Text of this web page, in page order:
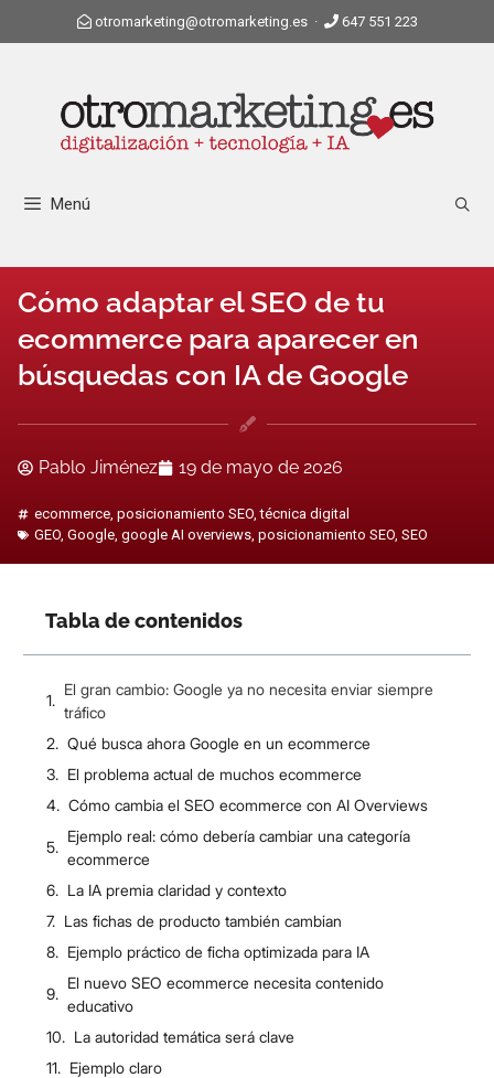
otromarketing@otromarketing.es· 647 551 223
Menú
Cómo adaptar el SEO de tu
ecommerce para aparecer en
búsquedas con IA de Google
Pablo Jiménez 19 de mayo de 2026
ecommerce,posicionamiento SEO,técnica digital
GEO,Google,google AI overviews,posicionamiento SEO,SEO
Tabla de contenidos
El gran cambio: Google ya no necesita enviar siempre
tráfico
Qué busca ahora Google en un ecommerce
El problema actual de muchos ecommerce
Cómo cambia el SEO ecommerce con AI Overviews
Ejemplo real: cómo debería cambiar una categoría
ecommerce
La IA premia claridad y contexto
Las fichas de producto también cambian
Ejemplo práctico de ficha optimizada para IA
El nuevo SEO ecommerce necesita contenido
educativo
La autoridad temática será clave
Ejemplo claro